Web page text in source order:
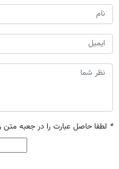
* لطفا حاصل عبارت را در جعبه متن